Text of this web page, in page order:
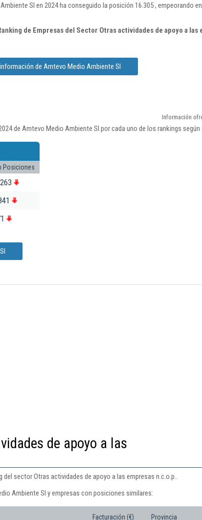
Sl en 2024 ha conseguido la posición 16.305 , empeorando
de Empresas del Sector Otras actividades de apoyo a las
de Amtevo Medio Ambiente Sl
Información
de Amtevo Medio Ambiente Sl por cada uno de los rankings según
Posiciones
de apoyo a las
sector Otras actividades de apoyo a las empresas n.c.o.p..
Ambiente Sl y empresas con posiciones similares:
Facturación (€) Provincia